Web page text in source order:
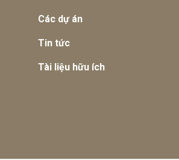
Các dự án
Tin tức
Tài liệu hữu ích